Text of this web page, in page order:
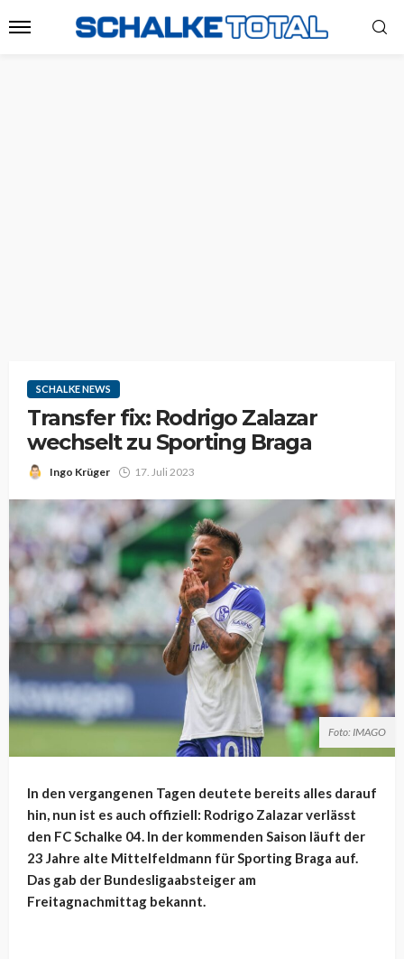
SCHALKE NEWS
Transfer fix: Rodrigo Zalazar
wechselt zu Sporting Braga
Ingo Krüger 17. Juli 2023
Foto: IMAGO
In den vergangenen Tagen deutete bereits alles darauf
hin, nun ist es auch offiziell: Rodrigo Zalazar verlässt
den FC Schalke 04. In der kommenden Saison läuft der
23 Jahre alte Mittelfeldmann für Sporting Braga auf.
Das gab der Bundesligaabsteiger am
Freitagnachmittag bekannt.